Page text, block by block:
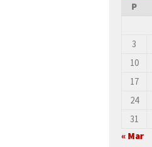
P
3
10
17
24
31
« Mar